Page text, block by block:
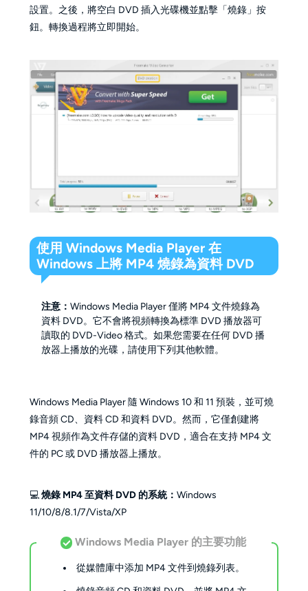
設置。之後，將空白 DVD 插入光碟機並點擊「燒錄」按
鈕。轉換過程將立即開始。
使用 Windows Media Player 在
Windows 上將 MP4 燒錄為資料 DVD
注意：Windows Media Player 僅將 MP4 文件燒錄為
資料 DVD。它不會將視頻轉換為標準 DVD 播放器可
讀取的 DVD-Video 格式。如果您需要在任何 DVD 播
放器上播放的光碟，請使用下列其他軟體。
Windows Media Player 隨 Windows 10 和 11 預裝，並可燒
錄音頻 CD、資料 CD 和資料 DVD。然而，它僅創建將
MP4 視頻作為文件存儲的資料 DVD，適合在支持 MP4 文
件的 PC 或 DVD 播放器上播放。
💻燒錄 MP4 至資料 DVD 的系統： Windows
11/10/8/8.1/7/Vista/XP
Windows Media Player 的主要功能
從媒體庫中添加 MP4 文件到燒錄列表。